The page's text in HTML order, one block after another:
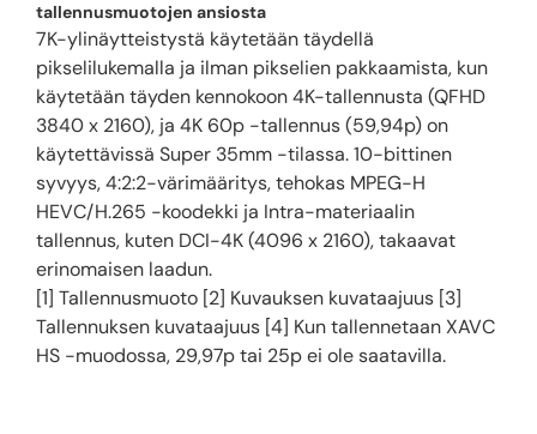
tallennusmuotojen ansiosta
7K-ylinäytteistystä käytetään täydellä
pikselilukemalla ja ilman pikselien pakkaamista, kun
käytetään täyden kennokoon 4K-tallennusta (QFHD
3840 x 2160), ja 4K 60p -tallennus (59,94p) on
käytettävissä Super 35mm -tilassa. 10-bittinen
syvyys, 4:2:2-värimääritys, tehokas MPEG-H
HEVC/H.265 -koodekki ja Intra-materiaalin
tallennus, kuten DCI-4K (4096 x 2160), takaavat
erinomaisen laadun.
[1] Tallennusmuoto [2] Kuvauksen kuvataajuus [3]
Tallennuksen kuvataajuus [4] Kun tallennetaan XAVC
HS -muodossa, 29,97p tai 25p ei ole saatavilla.